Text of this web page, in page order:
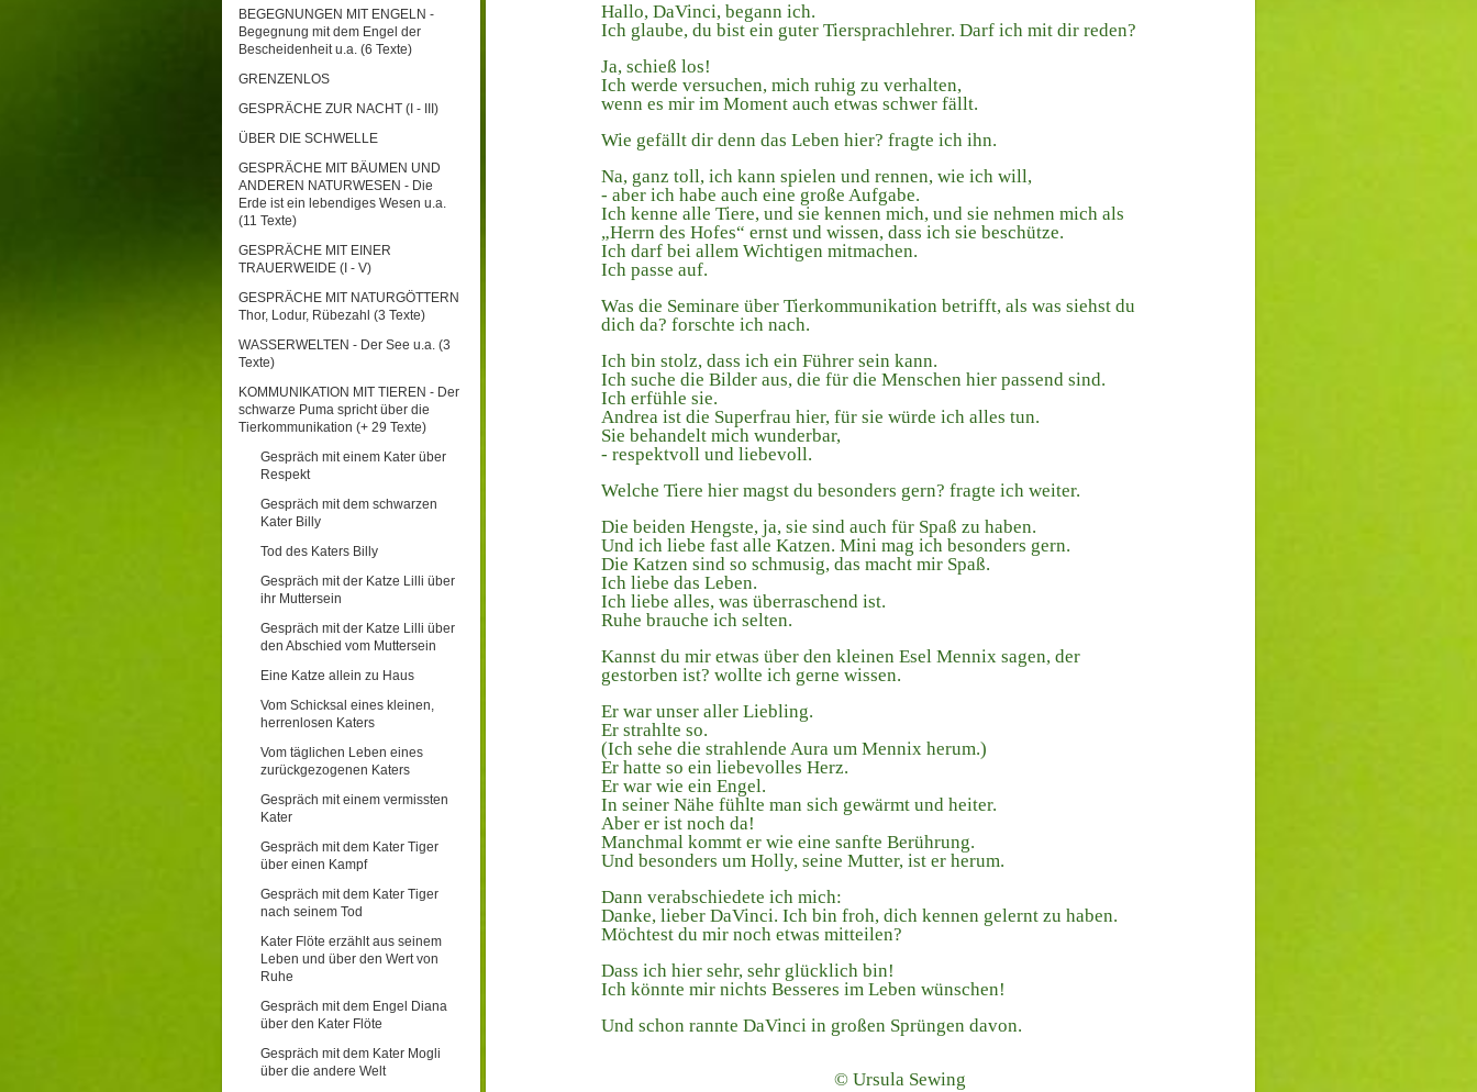
BEGEGNUNGEN MIT ENGELN -
Begegnung mit dem Engel der
Bescheidenheit u.a. (6 Texte)
GRENZENLOS
GESPRÄCHE ZUR NACHT (I - III)
ÜBER DIE SCHWELLE
GESPRÄCHE MIT BÄUMEN UND
ANDEREN NATURWESEN - Die
Erde ist ein lebendiges Wesen u.a.
(11 Texte)
GESPRÄCHE MIT EINER
TRAUERWEIDE (I - V)
GESPRÄCHE MIT NATURGÖTTERN
Thor, Lodur, Rübezahl (3 Texte)
WASSERWELTEN - Der See u.a. (3
Texte)
KOMMUNIKATION MIT TIEREN - Der
schwarze Puma spricht über die
Tierkommunikation (+ 29 Texte)
Gespräch mit einem Kater über
Respekt
Gespräch mit dem schwarzen
Kater Billy
Tod des Katers Billy
Gespräch mit der Katze Lilli über
ihr Muttersein
Gespräch mit der Katze Lilli über
den Abschied vom Muttersein
Eine Katze allein zu Haus
Vom Schicksal eines kleinen,
herrenlosen Katers
Vom täglichen Leben eines
zurückgezogenen Katers
Gespräch mit einem vermissten
Kater
Gespräch mit dem Kater Tiger
über einen Kampf
Gespräch mit dem Kater Tiger
nach seinem Tod
Kater Flöte erzählt aus seinem
Leben und über den Wert von
Ruhe
Gespräch mit dem Engel Diana
über den Kater Flöte
Gespräch mit dem Kater Mogli
über die andere Welt
Hallo, DaVinci, begann ich.
Ich glaube, du bist ein guter Tiersprachlehrer. Darf ich mit dir reden?
Ja, schieß los!
Ich werde versuchen, mich ruhig zu verhalten,
wenn es mir im Moment auch etwas schwer fällt.
Wie gefällt dir denn das Leben hier? fragte ich ihn.
Na, ganz toll, ich kann spielen und rennen, wie ich will,
- aber ich habe auch eine große Aufgabe.
Ich kenne alle Tiere, und sie kennen mich, und sie nehmen mich als
„Herrn des Hofes“ ernst und wissen, dass ich sie beschütze.
Ich darf bei allem Wichtigen mitmachen.
Ich passe auf.
Was die Seminare über Tierkommunikation betrifft, als was siehst du
dich da? forschte ich nach.
Ich bin stolz, dass ich ein Führer sein kann.
Ich suche die Bilder aus, die für die Menschen hier passend sind.
Ich erfühle sie.
Andrea ist die Superfrau hier, für sie würde ich alles tun.
Sie behandelt mich wunderbar,
- respektvoll und liebevoll.
Welche Tiere hier magst du besonders gern? fragte ich weiter.
Die beiden Hengste, ja, sie sind auch für Spaß zu haben.
Und ich liebe fast alle Katzen. Mini mag ich besonders gern.
Die Katzen sind so schmusig, das macht mir Spaß.
Ich liebe das Leben.
Ich liebe alles, was überraschend ist.
Ruhe brauche ich selten.
Kannst du mir etwas über den kleinen Esel Mennix sagen, der
gestorben ist? wollte ich gerne wissen.
Er war unser aller Liebling.
Er strahlte so.
(Ich sehe die strahlende Aura um Mennix herum.)
Er hatte so ein liebevolles Herz.
Er war wie ein Engel.
In seiner Nähe fühlte man sich gewärmt und heiter.
Aber er ist noch da!
Manchmal kommt er wie eine sanfte Berührung.
Und besonders um Holly, seine Mutter, ist er herum.
Dann verabschiedete ich mich:
Danke, lieber DaVinci. Ich bin froh, dich kennen gelernt zu haben.
Möchtest du mir noch etwas mitteilen?
Dass ich hier sehr, sehr glücklich bin!
Ich könnte mir nichts Besseres im Leben wünschen!
Und schon rannte DaVinci in großen Sprüngen davon.
© Ursula Sewing